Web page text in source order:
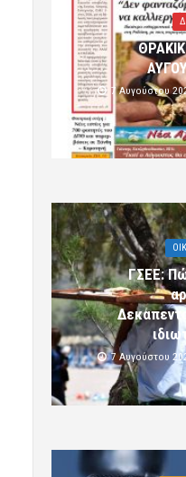
7 Αυγούστου
ΓΣΕΕ:
7 Αυγούστου